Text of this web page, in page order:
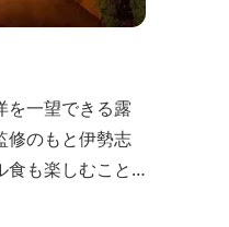
を一望できる露
修のもと伊勢志
食も楽しむこと